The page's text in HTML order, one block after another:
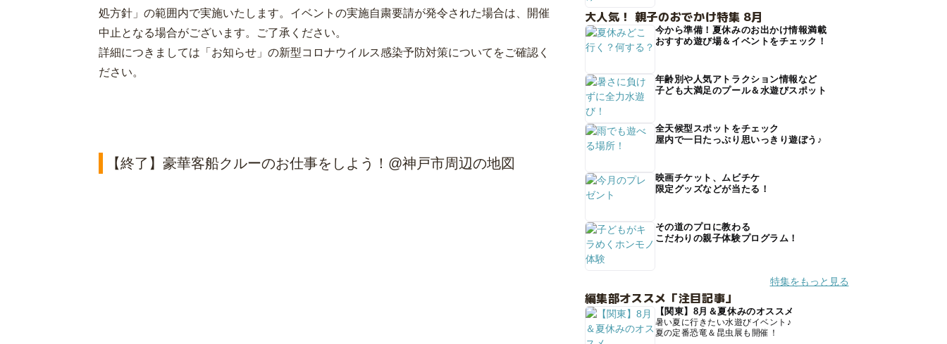
処方針」の範囲内で実施いたします。イベントの実施自粛要請が発令された場合は、開催
中止となる場合がございます。ご了承ください。
詳細につきましては「お知らせ」の新型コロナウイルス感染予防対策についてをご確認く
ださい。
【終了】豪華客船クルーのお仕事をしよう！@神戸市周辺の地図
大人気！ 親子のおでかけ特集 8月
今から準備！夏休みのお出かけ情報満載
おすすめ遊び場＆イベントをチェック！
年齢別や人気アトラクション情報など
子ども大満足のプール＆水遊びスポット
全天候型スポットをチェック
屋内で一日たっぷり思いっきり遊ぼう♪
映画チケット、ムビチケ
限定グッズなどが当たる！
その道のプロに教わる
こだわりの親子体験プログラム！
特集をもっと見る
編集部オススメ「注目記事」
【関東】8月＆夏休みのオススメ
暑い夏に行きたい水遊びイベント♪
夏の定番恐竜＆昆虫展も開催！